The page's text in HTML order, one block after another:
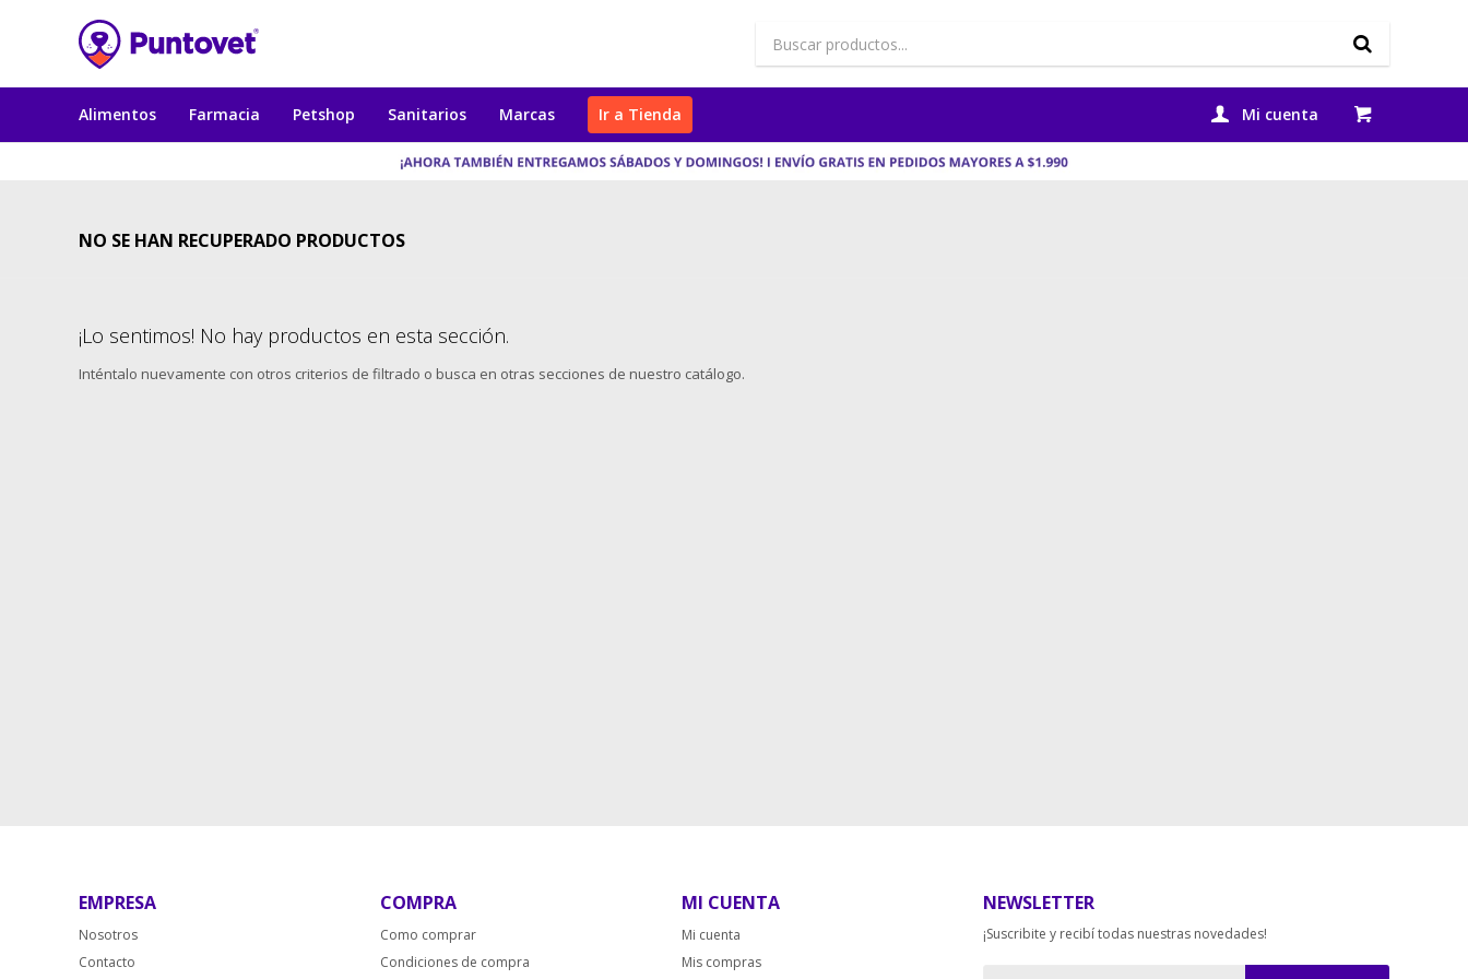
Alimentos Farmacia Petshop Sanitarios Marcas Ir a Tienda
NO SE HAN RECUPERADO PRODUCTOS
¡Lo sentimos! No hay productos en esta sección.
Inténtalo nuevamente con otros criterios de filtrado o busca en otras secciones de nuestro catálogo.
EMPRESA
Nosotros
Contacto
COMPRA
Como comprar
Condiciones de compra
MI CUENTA
Mi cuenta
Mis compras
NEWSLETTER
¡Suscribite y recibí todas nuestras novedades!